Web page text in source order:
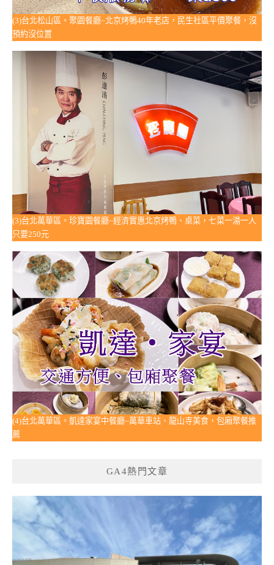
(3)台北松山區。聚園餐廳~北京烤鴨40年老店，民生社區平價聚餐，沒
預約沒位置
(3)台北萬華區。珍寶園餐廳~經濟實惠北京烤鴨、桌菜，七菜一湯一人
只要250元
(4)台北萬華區。凱達家宴中餐廳~萬華車站、龍山寺美食，包廂聚餐推
薦
GA4熱門文章